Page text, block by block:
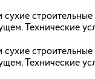
России
карту по
строительные
Технические
строительные
Технические